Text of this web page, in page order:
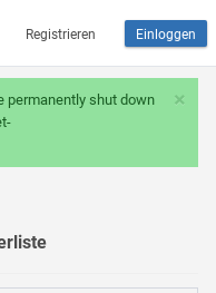
Registrieren Einloggen
×
permanently shut down